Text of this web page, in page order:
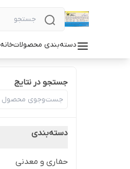
دسته‌بندی محصولاتخانه
جستجو در نتایج
دسته‌بندی
حفاری و معدنی